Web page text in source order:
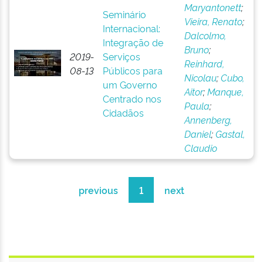
2019-
08-13
Seminário
Internacional:
Integração de
Serviços
Públicos para
um Governo
Centrado nos
Cidadãos
Maryantonett;
Vieira, Renato;
Dalcolmo,
Bruno;
Reinhard,
Nicolau;Cubo,
Aitor;Manque,
Paula;
Annenberg,
Daniel;Gastal,
Claudio
previous 1 next